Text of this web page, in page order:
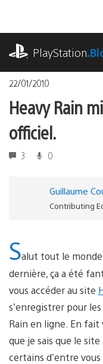
contenu
PlayStation
22/01/2010
Heavy Rain
officiel.
3 0
Guillaume
Contributing
Salut tout le
dernière, ça a été
vous accéder au site
s’enregistrer pour
Rain en ligne. En
que je sais que le
certains d’entre